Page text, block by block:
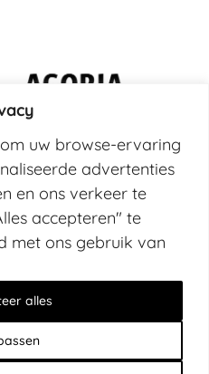
uw browse-ervaring
advertenties
en ons verkeer te
accepteren" te
met ons gebruik van
alles